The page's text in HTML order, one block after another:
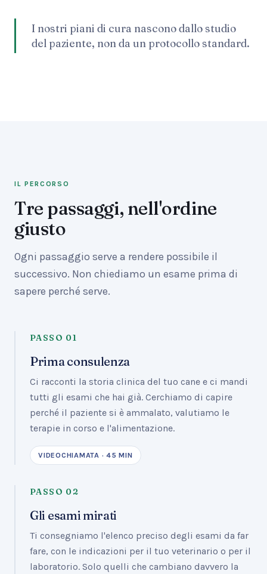
I nostri piani di cura nascono dallo studio
del paziente, non da un protocollo standard.
IL PERCORSO
Tre passaggi, nell'ordine
giusto
Ogni passaggio serve a rendere possibile il
successivo. Non chiediamo un esame prima di
sapere perché serve.
PASSO 01
Prima consulenza
Ci racconti la storia clinica del tuo cane e ci mandi
tutti gli esami che hai già. Cerchiamo di capire
perché il paziente si è ammalato, valutiamo le
terapie in corso e l'alimentazione.
VIDEOCHIAMATA · 45 MIN
PASSO 02
Gli esami mirati
Ti consegniamo l'elenco preciso degli esami da far
fare, con le indicazioni per il tuo veterinario o per il
laboratorio. Solo quelli che cambiano davvero la